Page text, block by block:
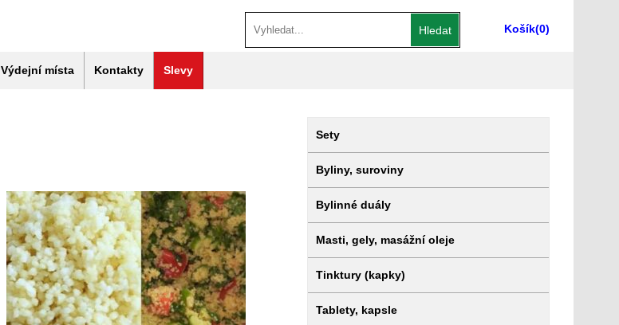
Košík(0)
Hledat
Výdejní místa Kontakty Slevy
Sety
Byliny, suroviny
Bylinné duály
Masti, gely, masážní oleje
Tinktury (kapky)
Tablety, kapsle